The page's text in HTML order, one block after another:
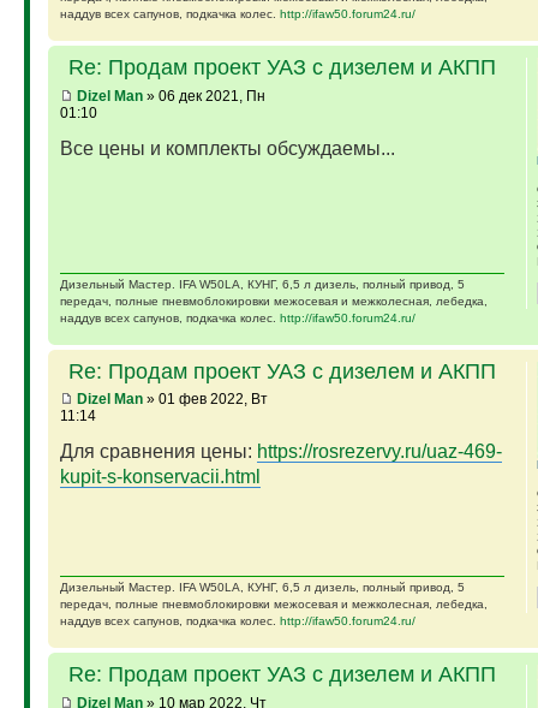
наддув всех сапунов, подкачка колес. http://ifaw50.forum24.ru/
Re: Продам проект УАЗ с дизелем и АКПП
Dizel Man» 06 дек 2021, Пн
01:10
Все цены и комплекты обсуждаемы...
Дизельный Мастер. IFA W50LA, КУНГ, 6,5 л дизель, полный привод, 5
передач, полные пневмоблокировки межосевая и межколесная, лебедка,
наддув всех сапунов, подкачка колес. http://ifaw50.forum24.ru/
Re: Продам проект УАЗ с дизелем и АКПП
Dizel Man» 01 фев 2022, Вт
11:14
Для сравнения цены: https://rosrezervy.ru/uaz-469-
kupit-s-konservacii.html
Дизельный Мастер. IFA W50LA, КУНГ, 6,5 л дизель, полный привод, 5
передач, полные пневмоблокировки межосевая и межколесная, лебедка,
наддув всех сапунов, подкачка колес. http://ifaw50.forum24.ru/
Re: Продам проект УАЗ с дизелем и АКПП
Dizel Man» 10 мар 2022, Чт